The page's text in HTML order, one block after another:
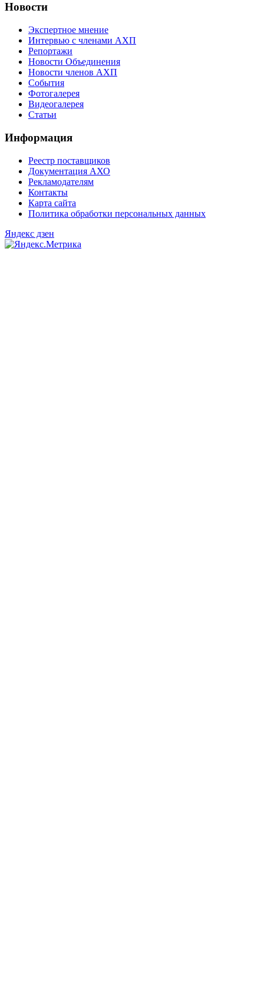
Новости
Экспертное мнение
Интервью с членами АХП
Репортажи
Новости Объединения
Новости членов АХП
События
Фотогалерея
Видеогалерея
Статьи
Информация
Реестр поставщиков
Документация АХО
Рекламодателям
Контакты
Карта сайта
Политика обработки персональных данных
Яндекс дзен